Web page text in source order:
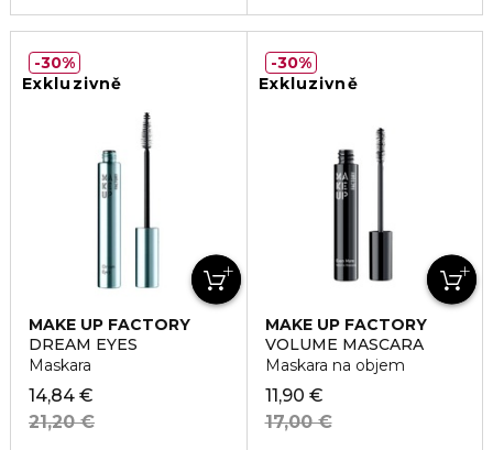
Exkluzivně
MAKE UP FACTORY
DREAM EYES
Maskara
14,84 €
21,20 €
30%
Exkluzivně
MAKE UP FACTORY
VOLUME MASCARA
Maskara na objem
11,90 €
17,00 €
30%